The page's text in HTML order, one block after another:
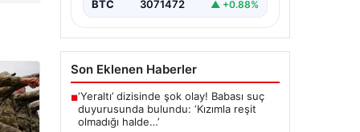
BTC 3071472 ▲ +0.88%
Son Eklenen Haberler
■‘Yeraltı’ dizisinde şok olay! Babası suç
duyurusunda bulundu: ‘Kızımla reşit
olmadığı halde…’